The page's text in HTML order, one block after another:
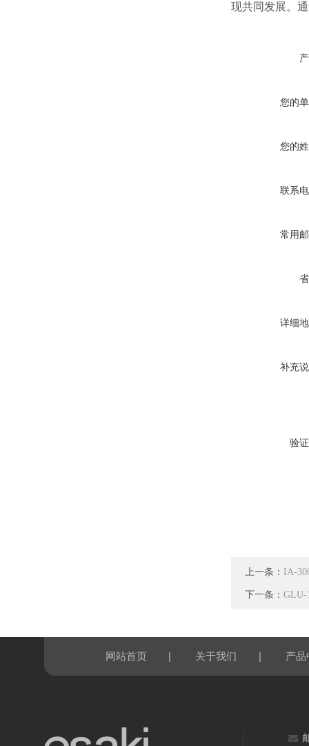
现共同发展。
您的
您的
联系
常用
详细
补充
验
上一条： IA-
下一条： GLU-
网站首页 | 关于我们 | 产品